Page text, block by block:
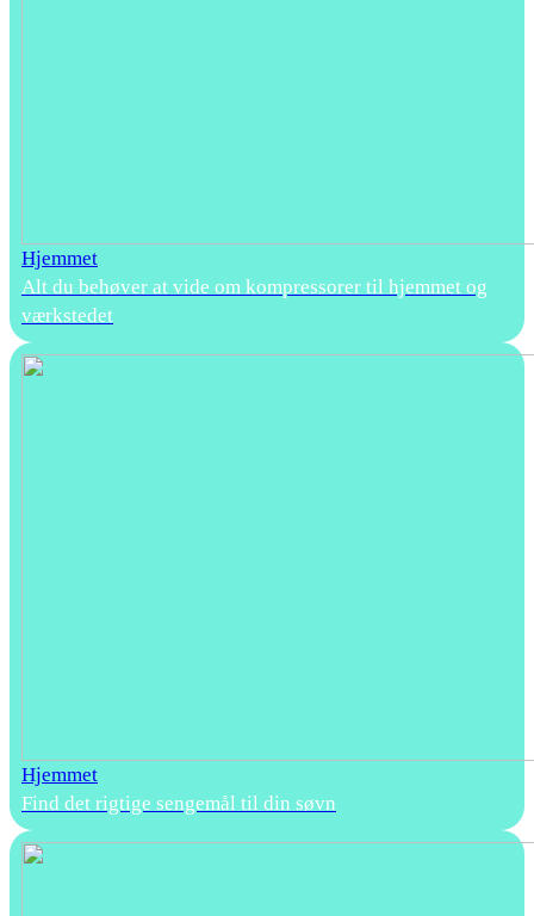
Hjemmet
Alt du behøver at vide om kompressorer til hjemmet og
værkstedet
Hjemmet
Find det rigtige sengemål til din søvn